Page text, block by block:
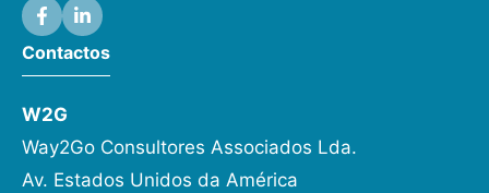
Contactos
W2G
Way2Go Consultores Associados Lda.
Av. Estados Unidos da América